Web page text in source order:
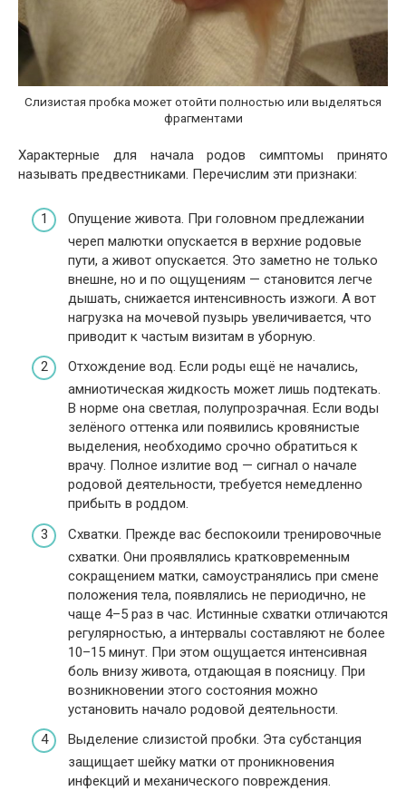
Слизистая пробка может отойти полностью или выделяться
фрагментами
Характерные для начала родов симптомы принято
называть предвестниками. Перечислим эти признаки:
Опущение живота. При головном предлежании
череп малютки опускается в верхние родовые
пути, а живот опускается. Это заметно не только
внешне, но и по ощущениям — становится легче
дышать, снижается интенсивность изжоги. А вот
нагрузка на мочевой пузырь увеличивается, что
приводит к частым визитам в уборную.
Отхождение вод. Если роды ещё не начались,
амниотическая жидкость может лишь подтекать.
В норме она светлая, полупрозрачная. Если воды
зелёного оттенка или появились кровянистые
выделения, необходимо срочно обратиться к
врачу. Полное излитие вод — сигнал о начале
родовой деятельности, требуется немедленно
прибыть в роддом.
Схватки. Прежде вас беспокоили тренировочные
схватки. Они проявлялись кратковременным
сокращением матки, самоустранялись при смене
положения тела, появлялись не периодично, не
чаще 4–5 раз в час. Истинные схватки отличаются
регулярностью, а интервалы составляют не более
10–15 минут. При этом ощущается интенсивная
боль внизу живота, отдающая в поясницу. При
возникновении этого состояния можно
установить начало родовой деятельности.
Выделение слизистой пробки. Эта субстанция
защищает шейку матки от проникновения
инфекций и механического повреждения.